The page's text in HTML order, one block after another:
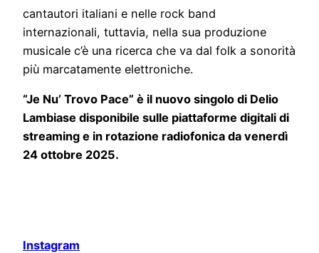
cantautori italiani e nelle rock band
internazionali, tuttavia, nella sua produzione
musicale c’è una ricerca che va dal folk a sonorità
più marcatamente elettroniche.
“Je Nu’ Trovo Pace” è il nuovo singolo di Delio
Lambiase disponibile sulle piattaforme digitali di
streaming e in rotazione radiofonica da venerdì
24 ottobre 2025.
Instagram